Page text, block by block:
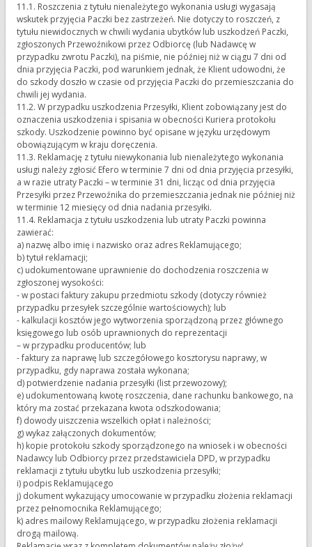
11.1. Roszczenia z tytułu nienależytego wykonania usługi wygasają
wskutek przyjęcia Paczki bez zastrzeżeń. Nie dotyczy to roszczeń, z
tytułu niewidocznych w chwili wydania ubytków lub uszkodzeń Paczki,
zgłoszonych Przewoźnikowi przez Odbiorcę (lub Nadawcę w
przypadku zwrotu Paczki), na piśmie, nie później niż w ciągu 7 dni od
dnia przyjęcia Paczki, pod warunkiem jednak, że Klient udowodni, że
do szkody doszło w czasie od przyjęcia Paczki do przemieszczania do
chwili jej wydania.
11.2. W przypadku uszkodzenia Przesyłki, Klient zobowiązany jest do
oznaczenia uszkodzenia i spisania w obecności Kuriera protokołu
szkody. Uszkodzenie powinno być opisane w języku urzędowym
obowiązującym w kraju doręczenia.
11.3. Reklamację z tytułu niewykonania lub nienależytego wykonania
usługi należy zgłosić Efero w terminie 7 dni od dnia przyjęcia przesyłki,
a w razie utraty Paczki – w terminie 31 dni, licząc od dnia przyjęcia
Przesyłki przez Przewoźnika do przemieszczania jednak nie później niż
w terminie 12 miesięcy od dnia nadania przesyłki.
11.4. Reklamacja z tytułu uszkodzenia lub utraty Paczki powinna
zawierać:
a) nazwę albo imię i nazwisko oraz adres Reklamującego;
b) tytuł reklamacji;
c) udokumentowane uprawnienie do dochodzenia roszczenia w
zgłoszonej wysokości:
- w postaci faktury zakupu przedmiotu szkody (dotyczy również
przypadku przesyłek szczególnie wartościowych); lub
- kalkulacji kosztów jego wytworzenia sporządzoną przez głównego
księgowego lub osób uprawnionych do reprezentacji
– w przypadku producentów; lub
- faktury za naprawę lub szczegółowego kosztorysu naprawy, w
przypadku, gdy naprawa została wykonana;
d) potwierdzenie nadania przesyłki (list przewozowy);
e) udokumentowaną kwotę roszczenia, dane rachunku bankowego, na
który ma zostać przekazana kwota odszkodowania;
f) dowody uiszczenia wszelkich opłat i należności;
g) wykaz załączonych dokumentów;
h) kopie protokołu szkody sporządzonego na wniosek i w obecności
Nadawcy lub Odbiorcy przez przedstawiciela DPD, w przypadku
reklamacji z tytułu ubytku lub uszkodzenia przesyłki;
i) podpis Reklamującego
j) dokument wykazujący umocowanie w przypadku złożenia reklamacji
przez pełnomocnika Reklamującego;
k) adres mailowy Reklamującego, w przypadku złożenia reklamacji
drogą mailową.